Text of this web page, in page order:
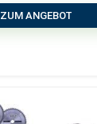
ZUM ANGEBOT